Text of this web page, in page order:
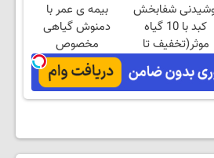
شفابخش
کبد با 10 گیاه
موثر(تخفیف تا
امشب)
بیمه ی عمر با
دمنوش گیاهی
مخصوص
کبد+تخفیف ویژه